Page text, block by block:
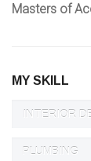
Masters of
MY SKILL
INTERIOR
PLUMBING